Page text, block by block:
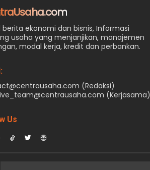
berita ekonomi dan bisnis, Informasi
usaha yang menjanjikan, manajemen
modal kerja, kredit dan perbankan.
(Redaksi)
(Kerjasama)
Us